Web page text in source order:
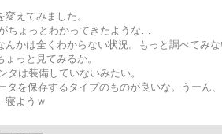
えてみました。
ちょっとわかってきたような…
かは全くわからない状況。もっと調べてみな
っと見てみるか。
タは装備していないみたい。
タを保存するタイプのものが良いな。うーん
寝ようｗ